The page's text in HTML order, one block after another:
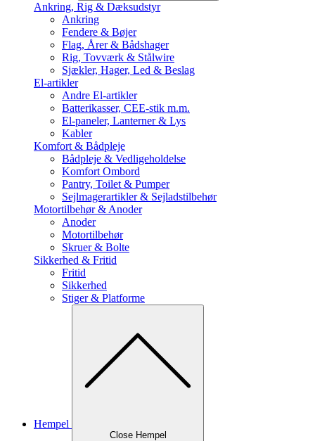
Ankring, Rig & Dæksudstyr
Ankring
Fendere & Bøjer
Flag, Årer & Bådshager
Rig, Tovværk & Stålwire
Sjækler, Hager, Led & Beslag
El-artikler
Andre El-artikler
Batterikasser, CEE-stik m.m.
El-paneler, Lanterner & Lys
Kabler
Komfort & Bådpleje
Bådpleje & Vedligeholdelse
Komfort Ombord
Pantry, Toilet & Pumper
Sejlmagerartikler & Sejladstilbehør
Motortilbehør & Anoder
Anoder
Motortilbehør
Skruer & Bolte
Sikkerhed & Fritid
Fritid
Sikkerhed
Stiger & Platforme
Hempel
Close Hempel